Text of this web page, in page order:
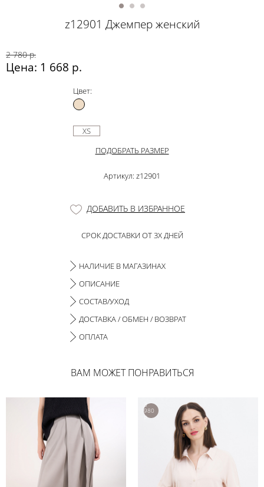
z12901 Джемпер женский
2 780 р.
Цена: 1 668 р.
Цвет:
XS
ПОДОБРАТЬ РАЗМЕР
Артикул: z12901
ДОБАВИТЬ В ИЗБРАННОЕ
СРОК ДОСТАВКИ ОТ 3Х ДНЕЙ
НАЛИЧИЕ В МАГАЗИНАХ
ОПИСАНИЕ
СОСТАВ/УХОД
ДОСТАВКА / ОБМЕН / ВОЗВРАТ
ОПЛАТА
ВАМ МОЖЕТ ПОНРАВИТЬСЯ
3
980
р.